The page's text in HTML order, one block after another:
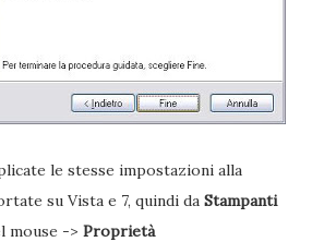
le stesse impostazioni alla
su Vista e 7, quindi da Stampanti
mouse -> Proprietà